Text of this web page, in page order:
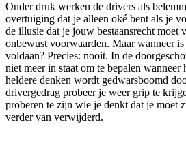
Onder druk werken de drivers als
overtuiging dat je alleen oké bent als je
de illusie dat je jouw bestaansrecht moet
onbewust voorwaarden. Maar wanneer
voldaan? Precies: nooit. In de
niet meer in staat om te bepalen wanneer
heldere denken wordt gedwarsboomd
drivergedrag probeer je weer grip te
proberen te zijn wie je denkt dat je moet
verder van verwijderd.